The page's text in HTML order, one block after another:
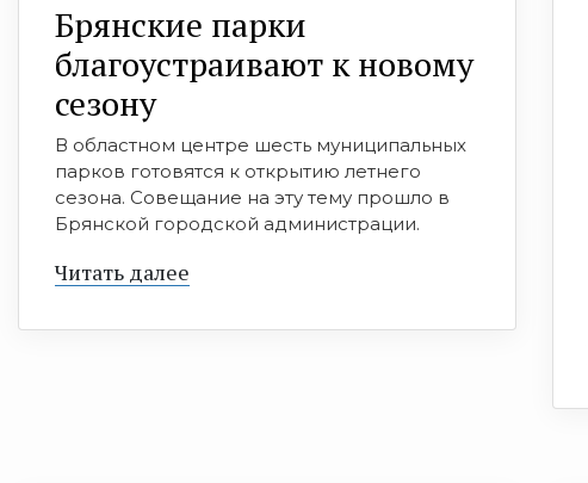
Брянские парки
благоустраивают к новому
сезону
В областном центре шесть муниципальных
парков готовятся к открытию летнего
сезона. Совещание на эту тему прошло в
Брянской городской администрации.
Читать далее